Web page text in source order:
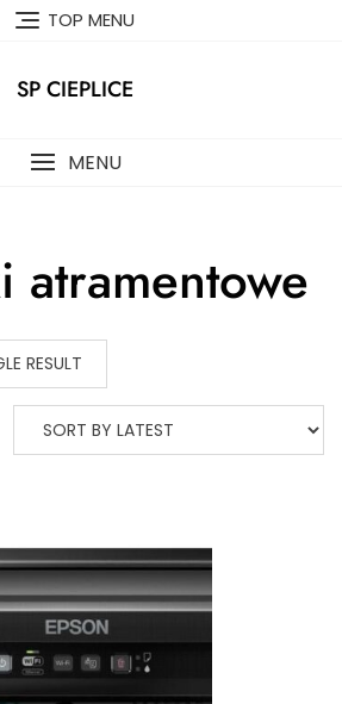
TOP MENU
SP CIEPLICE
MENU
atramentowe
RESULT